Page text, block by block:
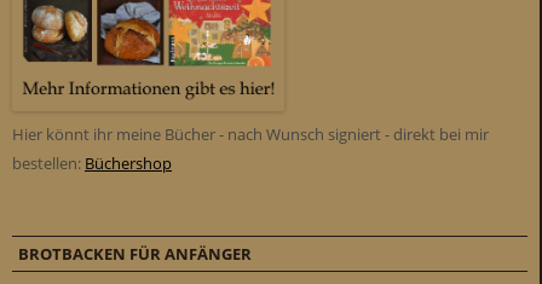
Hier könnt ihr meine Bücher - nach Wunsch signiert - direkt bei mir
bestellen: Büchershop
BROTBACKEN FÜR ANFÄNGER